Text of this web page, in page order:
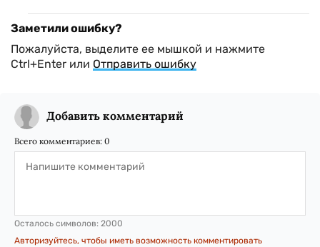
Заметили ошибку?
Пожалуйста, выделите ее мышкой и нажмите
Ctrl+Enter или Отправить ошибку
Добавить комментарий
Всего комментариев: 0
Осталось символов: 2000
Авторизуйтесь, чтобы иметь возможность комментировать